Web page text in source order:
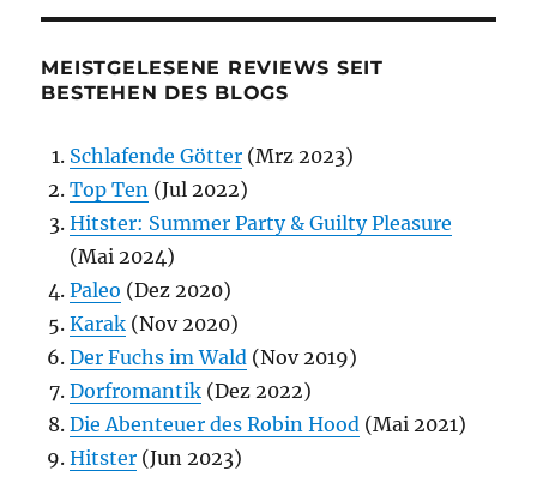
MEISTGELESENE REVIEWS SEIT
BESTEHEN DES BLOGS
Schlafende Götter (Mrz 2023)
Top Ten (Jul 2022)
Hitster: Summer Party & Guilty Pleasure
(Mai 2024)
Paleo (Dez 2020)
Karak (Nov 2020)
Der Fuchs im Wald (Nov 2019)
Dorfromantik (Dez 2022)
Die Abenteuer des Robin Hood (Mai 2021)
Hitster (Jun 2023)